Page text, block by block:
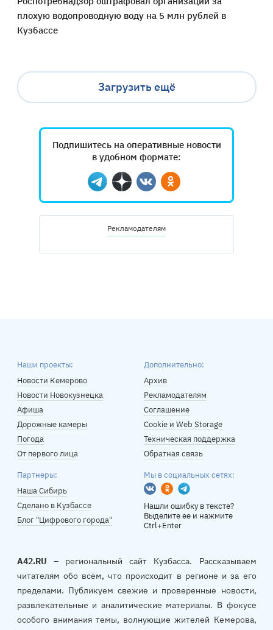
плохую водопроводную воду на 5 млн рублей в
Кузбассе
Загрузить ещё
Подпишитесь на оперативные новости
в удобном формате:
Telegram
ДзенВконтактеОдноклассники
Рекламодателям
Наши проекты:
Новости Кемерово
Новости Новокузнецка
Афиша
Дорожные камеры
Погода
От первого лица
Дополнительно:
Архив
Рекламодателям
Соглашение
Cookie и Web Storage
Техническая поддержка
Обратная связь
Партнеры:
Наша Сибирь
Сделано в Кузбассе
Блог "Цифрового города"
Мы в социальных сетях:
Вконтакте
Одноклассники
Telegram
Нашли ошибку в тексте?
Выделите ее и нажмите
Ctrl+Enter
A42.RU – региональный сайт Кузбасса. Рассказываем
читателям обо всём, что происходит в регионе и за его
пределами. Публикуем свежие и проверенные новости,
развлекательные и аналитические материалы. В фокусе
особого внимания темы, волнующие жителей Кемерова,